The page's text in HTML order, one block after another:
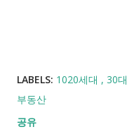
LABELS: 1020세대 30대
부동산
공유